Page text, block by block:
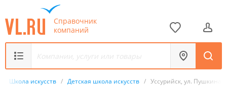
Справочник
компаний
Школа искусств / Детская школа искусств / Уссурийск, ул. Пушкина,